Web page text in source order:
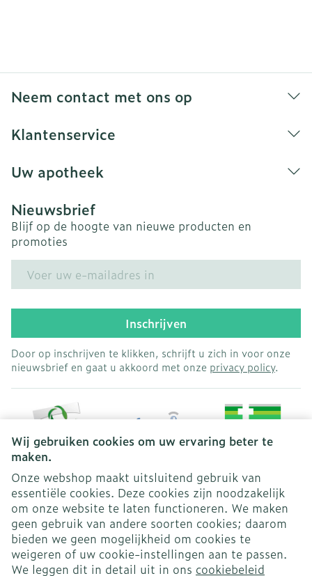
Wij gebruiken cookies om uw ervaring beter te
maken.
Onze webshop maakt uitsluitend gebruik van
essentiële cookies. Deze cookies zijn noodzakelijk
om onze website te laten functioneren. We maken
geen gebruik van andere soorten cookies; daarom
bieden we geen mogelijkheid om cookies te
weigeren of uw cookie-instellingen aan te passen.
We leggen dit in detail uit in ons cookiebeleid
Neem contact met ons op
Klantenservice
Uw apotheek
Nieuwsbrief
Blijf op de hoogte van nieuwe producten en
promoties
Inschrijven
Door op inschrijven te klikken, schrijft u zich in voor onze
nieuwsbrief en gaat u akkoord met onze privacy policy.
Juridische links